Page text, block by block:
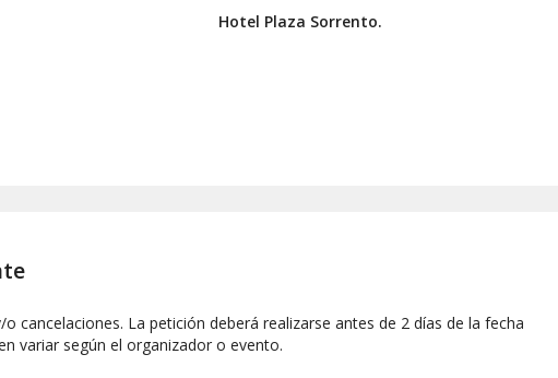
Hotel Plaza Sorrento.
cancelaciones. La petición deberá realizarse antes de 2 días de la fecha
variar según el organizador o evento.